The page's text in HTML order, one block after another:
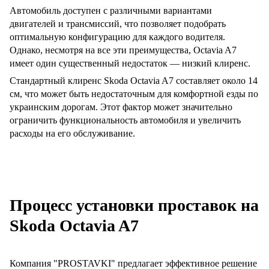
Автомобиль доступен с различными вариантами
двигателей и трансмиссий, что позволяет подобрать
оптимальную конфигурацию для каждого водителя.
Однако, несмотря на все эти преимущества, Octavia A7
имеет один существенный недостаток — низкий клиренс.
Стандартный клиренс Skoda Octavia A7 составляет около 14
см, что может быть недостаточным для комфортной езды по
украинским дорогам. Этот фактор может значительно
ограничить функциональность автомобиля и увеличить
расходы на его обслуживание.
Процесс установки проставок на
Skoda Octavia A7
Компания "PROSTAVKI" предлагает эффективное решение